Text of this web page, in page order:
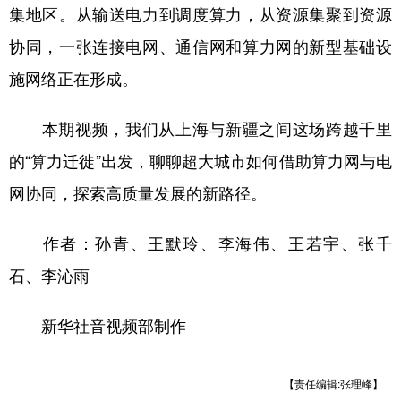
集地区。从输送电力到调度算力，从资源集聚到资源
协同，一张连接电网、通信网和算力网的新型基础设
施网络正在形成。
本期视频，我们从上海与新疆之间这场跨越千里
的“算力迁徙”出发，聊聊超大城市如何借助算力网与电
网协同，探索高质量发展的新路径。
作者：孙青、王默玲、李海伟、王若宇、张千
石、李沁雨
新华社音视频部制作
【责任编辑:张理峰】